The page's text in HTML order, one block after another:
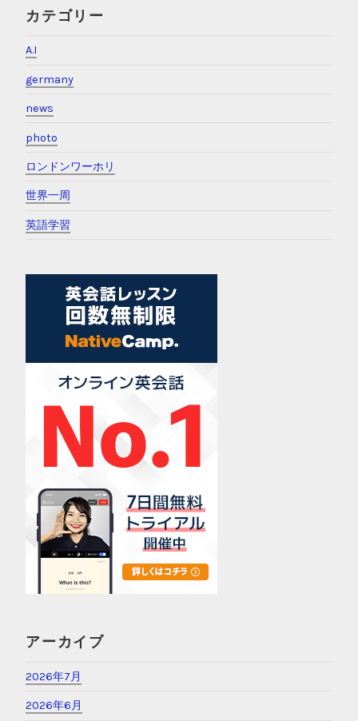
カテゴリー
A.I
germany
news
photo
ロンドンワーホリ
世界一周
英語学習
アーカイブ
2026年7月
2026年6月